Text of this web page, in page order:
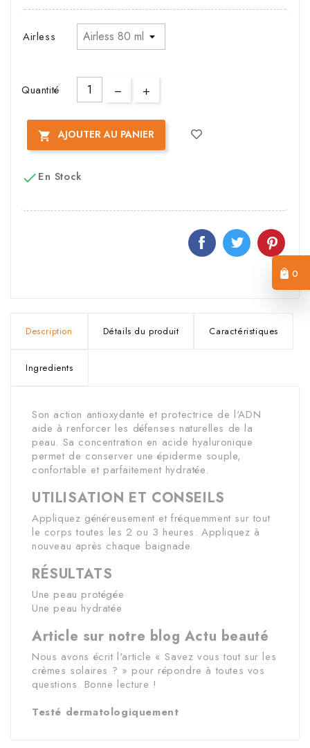
0
Airless
Quantité
 AJOUTER AU PANIER
En Stock
Description Détails du produit Caractéristiques
Ingredients
Son action antioxydante et protectrice de l'ADN
aide à renforcer les défenses naturelles de la
peau. Sa concentration en acide hyaluronique
permet de conserver une épiderme souple,
confortable et parfaitement hydratée.
UTILISATION ET CONSEILS
Appliquez généreusement et fréquemment sur tout
le corps toutes les 2 ou 3 heures. Appliquez à
nouveau après chaque baignade.
RÉSULTATS
Une peau protégée
Une peau hydratée
Article sur notre blog Actu beauté
Nous avons écrit l'article «Savez vous tout sur les
crèmes solaires ? » pour répondre à toutes vos
questions. Bonne lecture !
Testé dermatologiquement